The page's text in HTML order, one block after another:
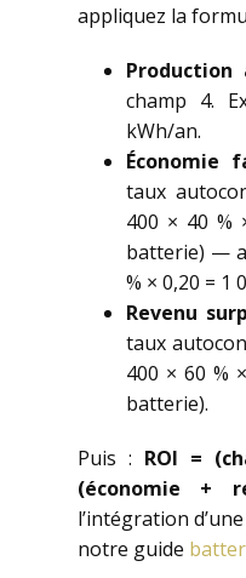
appliquez la
Production
champ 4.
kWh/an.
Économie
taux
400 × 40 %
batterie) —
% × 0,20 = 1
Revenu
taux
400 × 60 %
batterie).
Puis : ROI =
(économie +
l’intégration
notre guide